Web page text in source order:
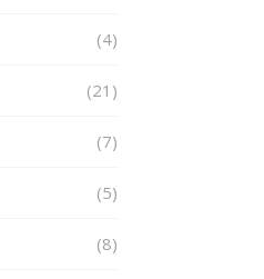
(4)
(21)
(7)
(5)
(8)